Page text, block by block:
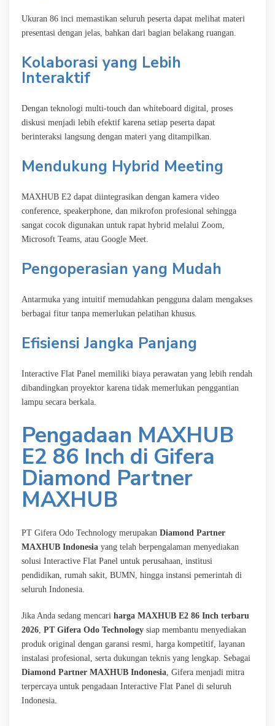
Ukuran 86 inci memastikan seluruh peserta dapat melihat materi
presentasi dengan jelas, bahkan dari bagian belakang ruangan.
Kolaborasi yang Lebih
Interaktif
Dengan teknologi multi-touch dan whiteboard digital, proses
diskusi menjadi lebih efektif karena setiap peserta dapat
berinteraksi langsung dengan materi yang ditampilkan.
Mendukung Hybrid Meeting
MAXHUB E2 dapat diintegrasikan dengan kamera video
conference, speakerphone, dan mikrofon profesional sehingga
sangat cocok digunakan untuk rapat hybrid melalui Zoom,
Microsoft Teams, atau Google Meet.
Pengoperasian yang Mudah
Antarmuka yang intuitif memudahkan pengguna dalam mengakses
berbagai fitur tanpa memerlukan pelatihan khusus.
Efisiensi Jangka Panjang
Interactive Flat Panel memiliki biaya perawatan yang lebih rendah
dibandingkan proyektor karena tidak memerlukan penggantian
lampu secara berkala.
Pengadaan MAXHUB
E2 86 Inch di Gifera
Diamond Partner
MAXHUB
PT Gifera Odo Technology merupakan Diamond Partner
MAXHUB Indonesia yang telah berpengalaman menyediakan
solusi Interactive Flat Panel untuk perusahaan, institusi
pendidikan, rumah sakit, BUMN, hingga instansi pemerintah di
seluruh Indonesia.
Jika Anda sedang mencari harga MAXHUB E2 86 Inch terbaru
2026 PT Gifera Odo Technology siap membantu menyediakan
produk original dengan garansi resmi, harga kompetitif, layanan
instalasi profesional, serta dukungan teknis yang lengkap. Sebagai
Diamond Partner MAXHUB Indonesia , Gifera menjadi mitra
terpercaya untuk pengadaan Interactive Flat Panel di seluruh
Indonesia.